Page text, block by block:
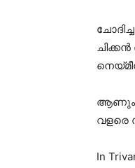
ചിക്കൻ
ആണും
വളരെ
In